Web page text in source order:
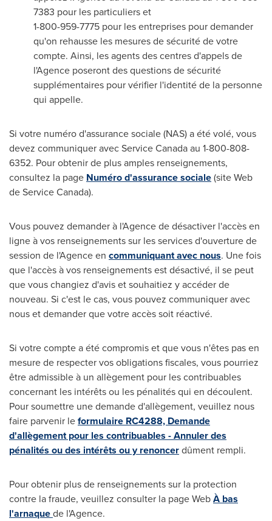
7383 pour les particuliers et
1-800-959-7775 pour les entreprises pour demander
qu'on rehausse les mesures de sécurité de votre
compte. Ainsi, les agents des centres d'appels de
l'Agence poseront des questions de sécurité
supplémentaires pour vérifier l'identité de la personne
qui appelle.
Si votre numéro d'assurance sociale (NAS) a été volé, vous
devez communiquer avec Service Canada au 1-800-808-
6352. Pour obtenir de plus amples renseignements,
consultez la page Numéro d'assurance sociale(site Web
de Service Canada).
Vous pouvez demander à l'Agence de désactiver l'accès en
ligne à vos renseignements sur les services d'ouverture de
session de l'Agence en communiquant avec nous. Une fois
que l'accès à vos renseignements est désactivé, il se peut
que vous changiez d'avis et souhaitiez y accéder de
nouveau. Si c'est le cas, vous pouvez communiquer avec
nous et demander que votre accès soit réactivé.
Si votre compte a été compromis et que vous n'êtes pas en
mesure de respecter vos obligations fiscales, vous pourriez
être admissible à un allègement pour les contribuables
concernant les intérêts ou les pénalités qui en découlent.
Pour soumettre une demande d'allègement, veuillez nous
faire parvenir leformulaire RC4288, Demande
d'allègement pour les contribuables - Annuler des
pénalités ou des intérêts ou y renoncerdûment rempli.
Pour obtenir plus de renseignements sur la protection
contre la fraude, veuillez consulter la page WebÀ bas
l'arnaquede l'Agence.